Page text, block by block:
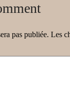
pas publiée. Les